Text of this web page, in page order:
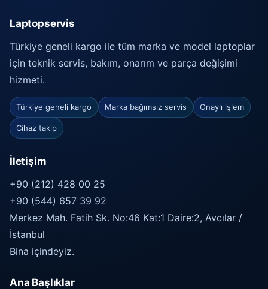
Laptopservis
Türkiye geneli kargo ile tüm marka ve model laptoplar
için teknik servis, bakım, onarım ve parça değişimi
hizmeti.
Türkiye geneli kargo Marka bağımsız servis Onaylı işlem
Cihaz takip
İletişim
+90 (212) 428 00 25
+90 (544) 657 39 92
Merkez Mah. Fatih Sk. No:46 Kat:1 Daire:2, Avcılar /
İstanbul
Bina içindeyiz.
Ana Başlıklar